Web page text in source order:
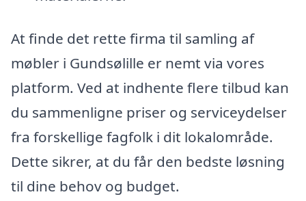
At finde det rette firma til samling af
møbler i Gundsølille er nemt via vores
platform. Ved at indhente flere tilbud kan
du sammenligne priser og serviceydelser
fra forskellige fagfolk i dit lokalområde.
Dette sikrer, at du får den bedste løsning
til dine behov og budget.